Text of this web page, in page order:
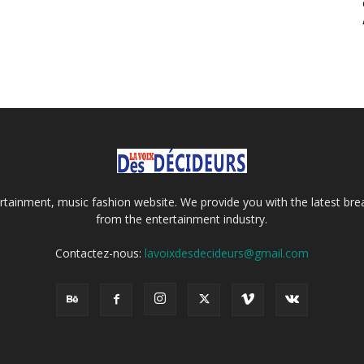
music fashion website. We provide you with the latest
from the entertainment industry.
Contactez-nous: lavoixdesdecideurs@gmail.com